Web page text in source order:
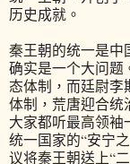
历史成就。
秦王朝的统一是中
确实是一个大问题
态体制，而廷尉李
体制，荒唐迎合统
大家都听最高领袖
统一国家的“安宁
议将秦王朝送上“